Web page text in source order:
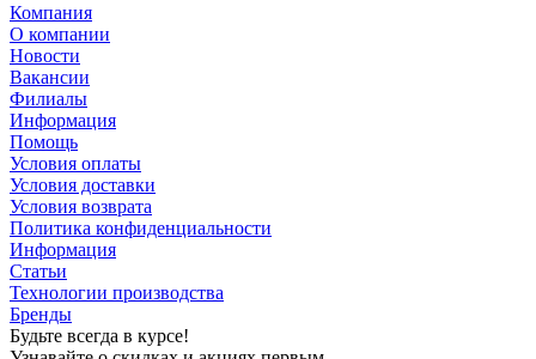
Компания
О компании
Новости
Вакансии
Филиалы
Информация
Помощь
Условия оплаты
Условия доставки
Условия возврата
Политика конфиденциальности
Информация
Статьи
Технологии производства
Бренды
Будьте всегда в курсе!